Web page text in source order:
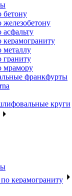
бетону
металлу
граниту
мрамору
франкфурты
круги
керамограниту